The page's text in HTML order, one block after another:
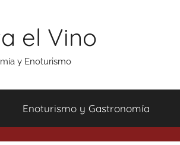
el Vino
y Enoturismo
Enoturismo y Gastronomía